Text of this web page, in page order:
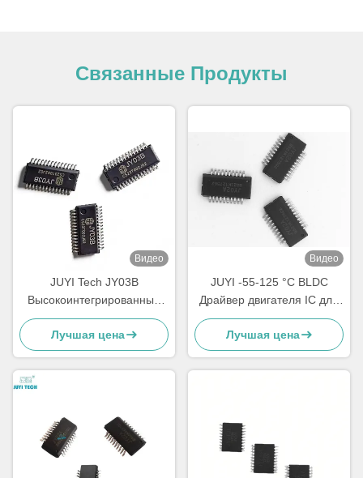
Связанные Продукты
Видео
JUYI Tech JY03B
Высокоинтегрированный
бесколлекторный драйвер
двигателя BLDC без
датчиков с широким
диапазоном напряжения 9-
36В для упрощенного
Лучшая цена
Видео
JUYI -55-125 °C BLDC
Драйвер двигателя IC для
бесдатного двигателя
Простая периферийная
схема / отладка
Лучшая цена